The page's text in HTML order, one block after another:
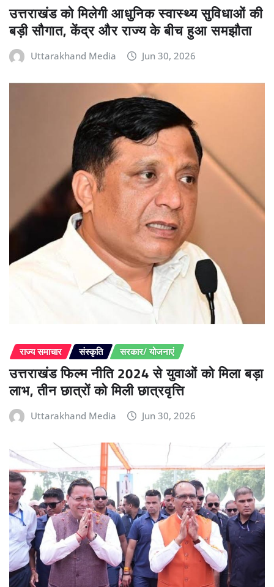
उत्तराखंड को मिलेगी आधुनिक स्वास्थ्य सुविधाओं की
बड़ी सौगात, केंद्र और राज्य के बीच हुआ समझौता
Uttarakhand Media Jun 30, 2026
राज्य समाचार संस्कृति सरकार/ योजनाएं
उत्तराखंड फिल्म नीति 2024 से युवाओं को मिला बड़ा
लाभ, तीन छात्रों को मिली छात्रवृत्ति
Uttarakhand Media Jun 30, 2026